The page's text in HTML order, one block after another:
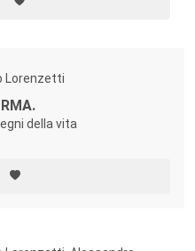
Lorenzetti
della vita